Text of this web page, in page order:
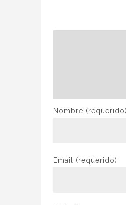
Nombre (requerido)
Email (requerido)